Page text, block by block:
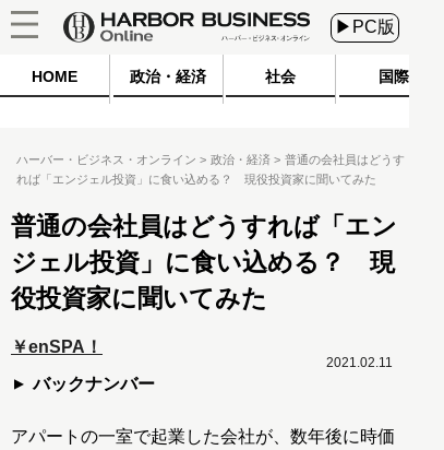
▶PC版
HOME 政治・経済 社会 国際
ハーバー・ビジネス・オンライン 政治・経済
普通の会社員はどうす
れば「エンジェル投資」に食い込める？ 現役投資家に聞いてみた
普通の会社員はどうすれば「エン
ジェル投資」に食い込める？ 現
役投資家に聞いてみた
￥enSPA！
バックナンバー
2021.02.11
アパートの一室で起業した会社が、数年後に時価